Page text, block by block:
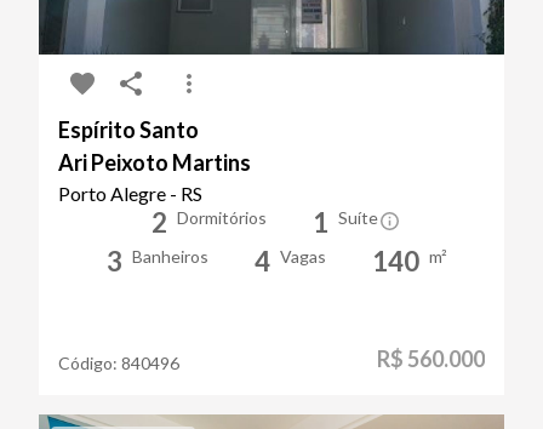
Espírito Santo
Ari Peixoto Martins
Porto Alegre - RS
2 Dormitórios 1 Suíte
3 Banheiros 4 Vagas 140 m²
Código: 840496 R$ 560.000